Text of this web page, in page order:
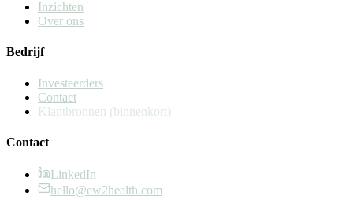
Inzichten
Over ons
Bedrijf
Investeerders
Contact
Klantbronnen (binnenkort)
Contact
LinkedIn
hello@ew2health.com